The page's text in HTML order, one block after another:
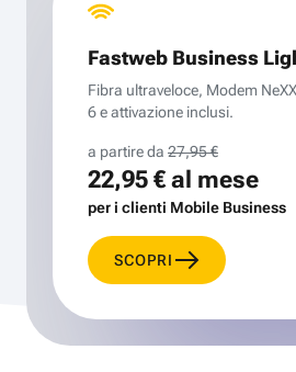
Fastweb Business
Fibra ultraveloce, Modem
6 e attivazione inclusi.
a partire da 27,95 €
22,95 €al mese
per i clienti Mobile Business
SCOPRI